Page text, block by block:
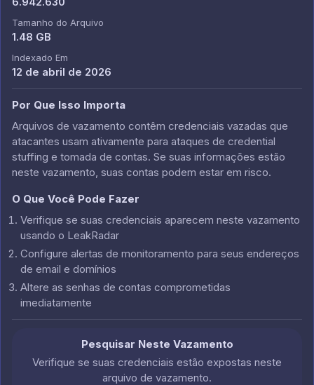
Tamanho do Arquivo
1.48 GB
Indexado Em
12 de abril de 2026
Por Que Isso Importa
Arquivos de vazamento contêm credenciais vazadas que
atacantes usam ativamente para ataques de credential
stuffing e tomada de contas. Se suas informações estão
neste vazamento, suas contas podem estar em risco.
O Que Você Pode Fazer
Verifique se suas credenciais aparecem neste vazamento
usando o LeakRadar
Configure alertas de monitoramento para seus endereços
de email e domínios
Altere as senhas de contas comprometidas
imediatamente
Pesquisar Neste Vazamento
Verifique se suas credenciais estão expostas neste
arquivo de vazamento.